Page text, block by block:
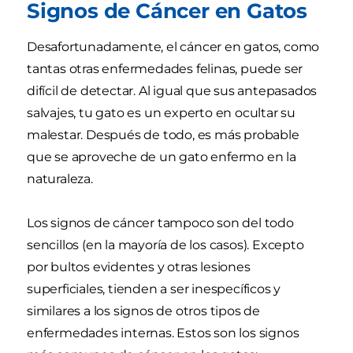
Signos de Cáncer en Gatos
Desafortunadamente, el cáncer en gatos, como
tantas otras enfermedades felinas, puede ser
difícil de detectar. Al igual que sus antepasados
salvajes, tu gato es un experto en ocultar su
malestar. Después de todo, es más probable
que se aproveche de un gato enfermo en la
naturaleza.
Los signos de cáncer tampoco son del todo
sencillos (en la mayoría de los casos). Excepto
por bultos evidentes y otras lesiones
superficiales, tienden a ser inespecíficos y
similares a los signos de otros tipos de
enfermedades internas. Estos son los signos